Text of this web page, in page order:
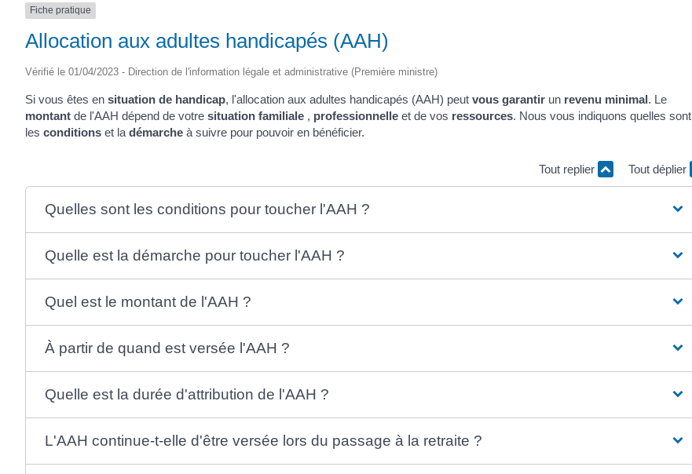
Fiche pratique
Allocation aux adultes handicapés (AAH)
Vérifié le 01/04/2023 - Direction de l'information légale et administrative (Première ministre)
Si vous êtes en situation de handicap, l'allocation aux adultes handicapés (AAH) peut vous garantir un revenu minimal. Le
montant de l'AAH dépend de votre situation familiale , professionnelle et de vos ressources. Nous vous indiquons quelles sont
les conditions et la démarche à suivre pour pouvoir en bénéficier.
Tout replier Tout déplier
Quelles sont les conditions pour toucher l'AAH ?
Quelle est la démarche pour toucher l'AAH ?
Quel est le montant de l'AAH ?
À partir de quand est versée l'AAH ?
Quelle est la durée d'attribution de l'AAH ?
L'AAH continue-t-elle d'être versée lors du passage à la retraite ?